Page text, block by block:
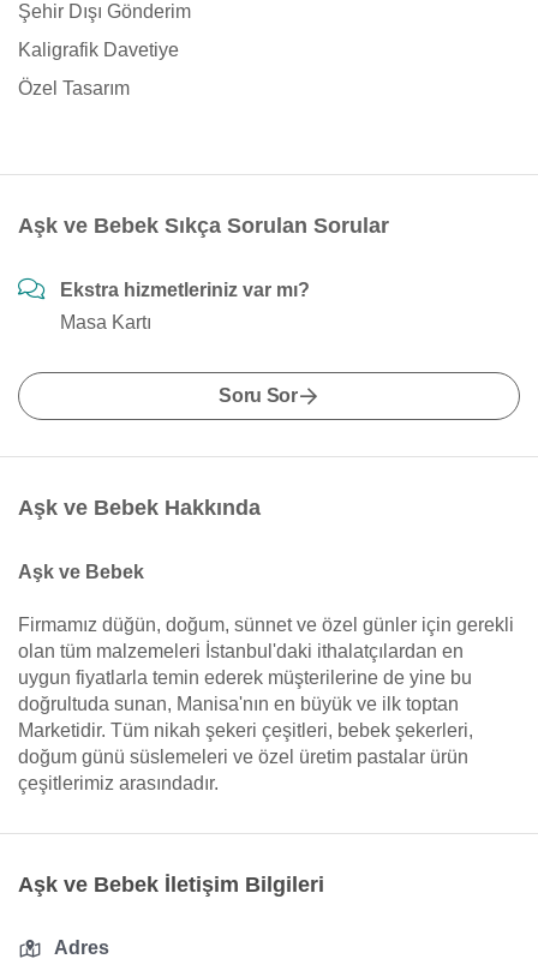
Şehir Dışı Gönderim
Kaligrafik Davetiye
Özel Tasarım
Aşk ve Bebek Sıkça Sorulan Sorular
Ekstra hizmetleriniz var mı?
Masa Kartı
Soru Sor
Aşk ve Bebek Hakkında
Aşk ve Bebek
Firmamız düğün, doğum, sünnet ve özel günler için gerekli
olan tüm malzemeleri İstanbul'daki ithalatçılardan en
uygun fiyatlarla temin ederek müşterilerine de yine bu
doğrultuda sunan, Manisa'nın en büyük ve ilk toptan
Marketidir. Tüm nikah şekeri çeşitleri, bebek şekerleri,
doğum günü süslemeleri ve özel üretim pastalar ürün
çeşitlerimiz arasındadır.
Aşk ve Bebek İletişim Bilgileri
Adres